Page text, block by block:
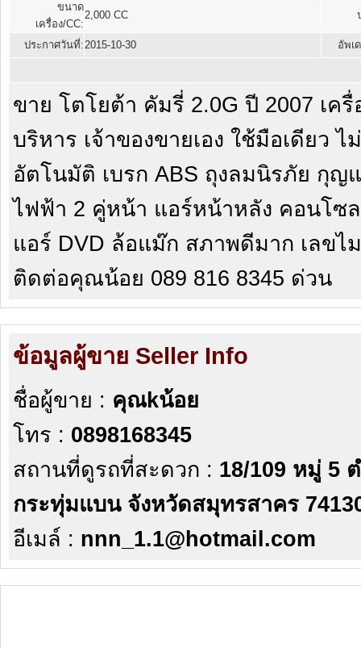
ขนาด
เครื่อง/CC:
2,000 CC
ประกาศวันที่:2015-10-30 อัพเ
ขาย โตโยต้า คัมรี่ 2.0G ปี 2007 เค
บริหาร เจ้าของขายเอง ใช้มือเดียว
อัตโนมัติ เบรก ABS ถุงลมนิรภัย กุญ
ไฟฟ้า 2 คู่หน้า แอร์หน้าหลัง คอนโซ
แอร์ DVD ล้อแม๊ก สภาพดีมาก เลขไ
ติดต่อคุณน้อย 089 816 8345 ด่วน
ข้อมูลผู้ขาย Seller Info
ชื่อผู้ขาย : คุณkน้อย
โทร : 0898168345
สถานที่ดูรถที่สะดวก : 18/109 หมู่ 5
กระทุ่มแบน จังหวัดสมุทรสาคร
อีเมล์ : nnn_1.1@hotmail.com